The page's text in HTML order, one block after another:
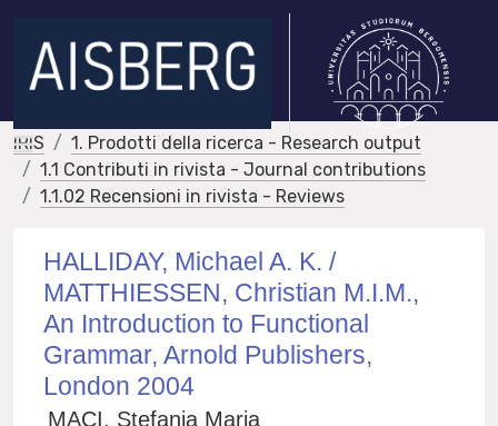
IRIS
1. Prodotti della ricerca - Research output
1.1 Contributi in rivista - Journal contributions
1.1.02 Recensioni in rivista - Reviews
HALLIDAY, Michael A. K. /
MATTHIESSEN, Christian M.I.M.,
An Introduction to Functional
Grammar, Arnold Publishers,
London 2004
MACI, Stefania Maria